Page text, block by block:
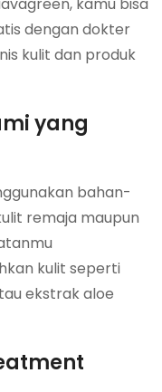
kamu bisa
dengan dokter
kulit dan produk
yang
bahan-
remaja maupun
kulit seperti
ekstrak aloe